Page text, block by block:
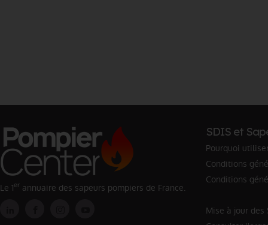
Le 1er annuaire des sapeurs pompiers de France.
SDIS et
Pourquoi
Conditions
Conditions
Mise à jour des